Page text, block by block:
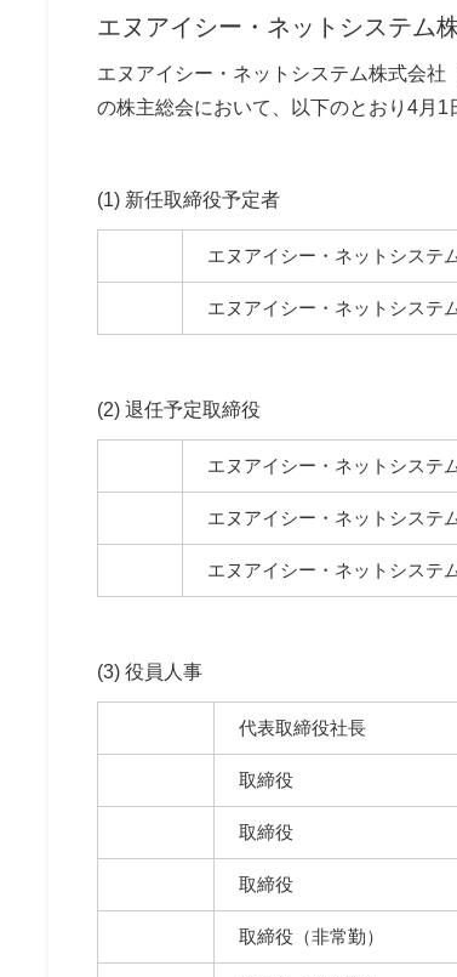
エヌアイシー・ネットシステム
エヌアイシー・ネットシステム株式会
の株主総会において、以下のとおり4月1
(1) 新任取締役予定者
エヌアイシー・ネットシステ
エヌアイシー・ネットシステ
(2) 退任予定取締役
エヌアイシー・ネットシステ
エヌアイシー・ネットシステ
エヌアイシー・ネットシステ
(3) 役員人事
代表取締役社長
取締役
取締役
取締役
取締役（非常勤）